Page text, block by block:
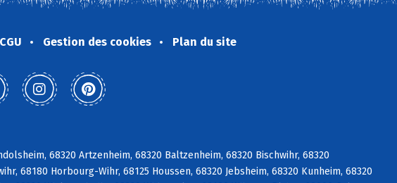
CGU Gestion des cookies Plan du site
68320 Artzenheim, 68320 Baltzenheim, 68320 Bischwihr, 68320
68180 Horbourg-Wihr, 68125 Houssen, 68320 Jebsheim, 68320 Kunheim, 68320